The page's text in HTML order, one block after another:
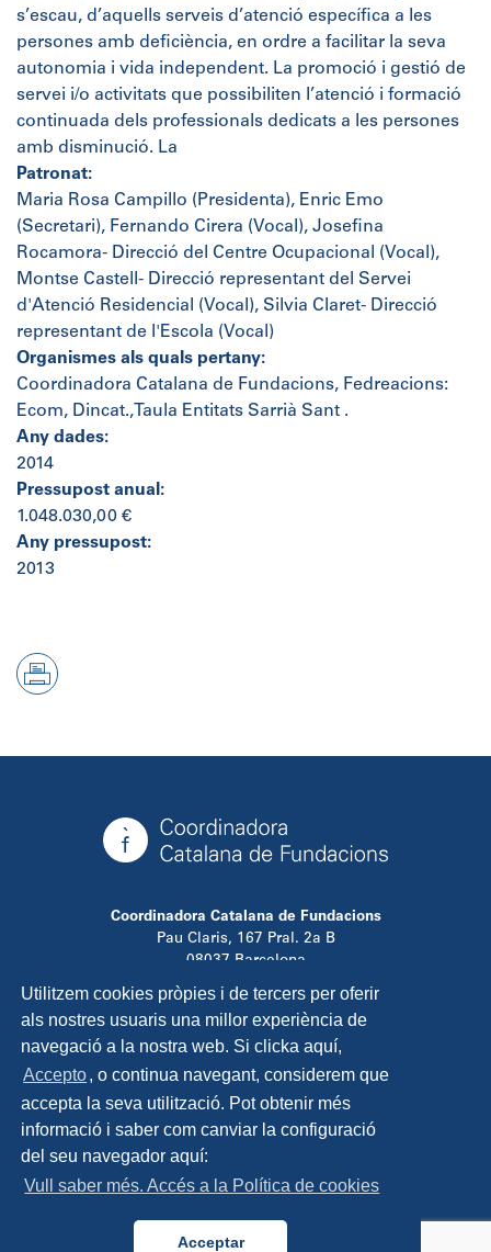
Utilitzem cookies pròpies i de tercers per oferir
als nostres usuaris una millor experiència de
navegació a la nostra web. Si clicka aquí,
Accepto, o continua navegant, considerem que
accepta la seva utilització. Pot obtenir més
informació i saber com canviar la configuració
del seu navegador aquí:
Vull saber més. Accés a la Política de cookies
Acceptar
s’escau, d’aquells serveis d’atenció específica a les
persones amb deficiència, en ordre a facilitar la seva
autonomia i vida independent. La promoció i gestió de
servei i/o activitats que possibiliten l’atenció i formació
continuada dels professionals dedicats a les persones
amb disminució. La
Patronat:
Maria Rosa Campillo (Presidenta), Enric Emo
(Secretari), Fernando Cirera (Vocal), Josefina
Rocamora- Direcció del Centre Ocupacional (Vocal),
Montse Castell- Direcció representant del Servei
d'Atenció Residencial (Vocal), Silvia Claret- Direcció
representant de l'Escola (Vocal)
Organismes als quals pertany:
Coordinadora Catalana de Fundacions, Fedreacions:
Ecom, Dincat.,Taula Entitats Sarrià Sant .
Any dades:
2014
Pressupost anual:
1.048.030,00 €
Any pressupost:
2013
Coordinadora Catalana de Fundacions
Pau Claris, 167 Pral. 2a B
08037 Barcelona
T. 934 881 480
info@ccfundacions.cat
Contacta
Política de privadesa
Política de cookies